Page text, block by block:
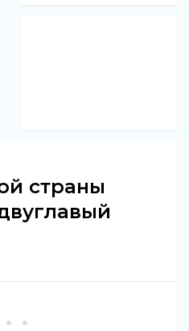
страны